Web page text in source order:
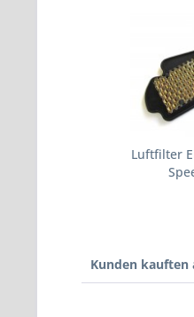
Luftfilter
Kunden kauften